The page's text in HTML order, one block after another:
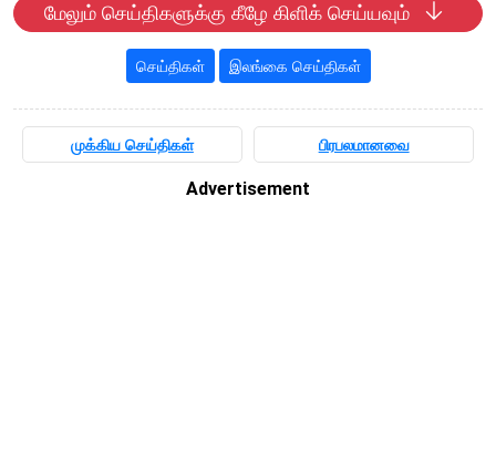
மேலும் செய்திகளுக்கு கீழே கிளிக் செய்யவும்
செய்திகள் இலங்கை செய்திகள்
முக்கிய செய்திகள் பிரபலமானவை
Advertisement